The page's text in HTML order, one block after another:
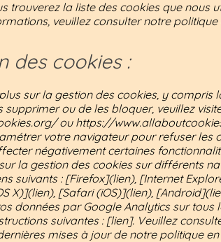
trouverez la liste des cookies que nous
veuillez consulter notre
des cookies :
sur la gestion des cookies, y compris
supprimer ou de les bloquer, veuillez
ou https://
votre navigateur pour refuser les
négativement certaines
la gestion des cookies sur différents
suivants : [Firefox](lien), [Internet
X)](lien), [Safari (iOS)](lien),
données par Google Analytics sur tous
suivantes : [lien]. Veuillez
mises à jour de notre politique